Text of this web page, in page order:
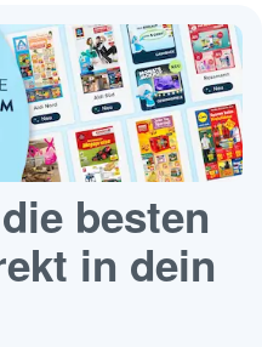
besten
in dein